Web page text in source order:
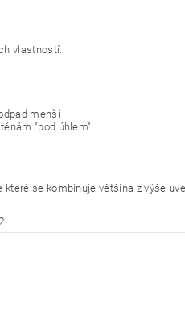
vlastností:
menší
"pod úhlem"
se kombinuje většina z výše